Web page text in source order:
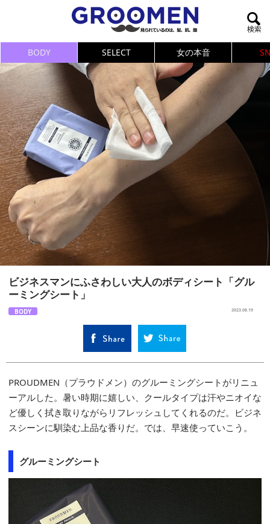
BODY SELECT 女の本音
ビジネスマンにふさわしい大人のボディシート「グル
ーミングシート」
BODY 2023.08.19
PROUDMEN（プラウドメン）のグルーミングシートがリニュ
ーアルした。暑い時期に嬉しい、クールタイプは汗やニオイな
ど優しく拭き取りながらリフレッシュしてくれるのだ。ビジネ
スシーンに馴染む上品な香りだ。では、早速使っていこう。
グルーミングシート